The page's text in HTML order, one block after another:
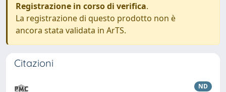
Registrazione in corso di verifica.
La registrazione di questo prodotto non è
ancora stata validata in ArTS.
Citazioni
ND